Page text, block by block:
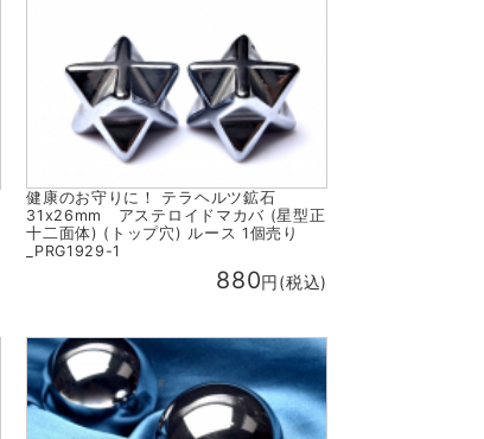
健康のお守りに！ テラヘルツ鉱石
31x26mm アステロイドマカバ (星型正
十二面体) (トップ穴) ルース 1個売り
_PRG1929-1
880円(税込)